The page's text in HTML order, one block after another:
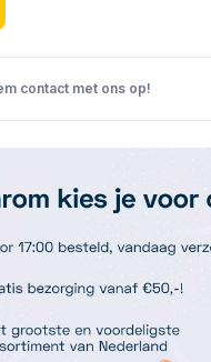
contact met ons op!